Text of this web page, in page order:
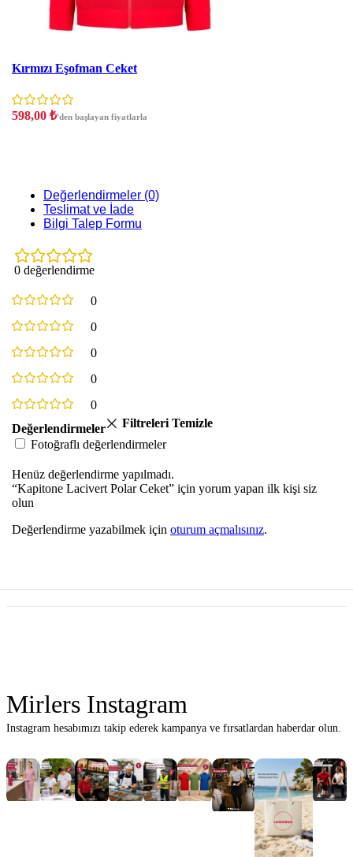
Kırmızı Eşofman Ceket
598,00 ₺'den başlayan fiyatlarla
Değerlendirmeler (0)
Teslimat ve İade
Bilgi Talep Formu
0 değerlendirme
0
0
0
0
0
Değerlendirmeler
Filtreleri Temizle
Fotoğraflı değerlendirmeler
Henüz değerlendirme yapılmadı.
“Kapitone Lacivert Polar Ceket” için yorum yapan ilk kişi siz
olun
Değerlendirme yazabilmek için oturum açmalısınız.
Mirlers Instagram
Instagram hesabımızı takip ederek kampanya ve fırsatlardan haberdar olun.